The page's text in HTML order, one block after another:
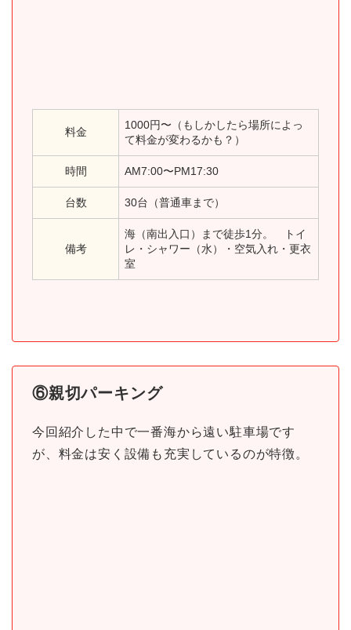
料金
1000円〜（もしかしたら場所によっ
て料金が変わるかも？）
時間 AM7:00〜PM17:30
台数 30台（普通車まで）
備考
海（南出入口）まで徒歩1分。 トイ
レ・シャワー（水）・空気入れ・更衣
室
⑥親切パーキング
今回紹介した中で一番海から遠い駐車場です
が、料金は安く設備も充実しているのが特徴。